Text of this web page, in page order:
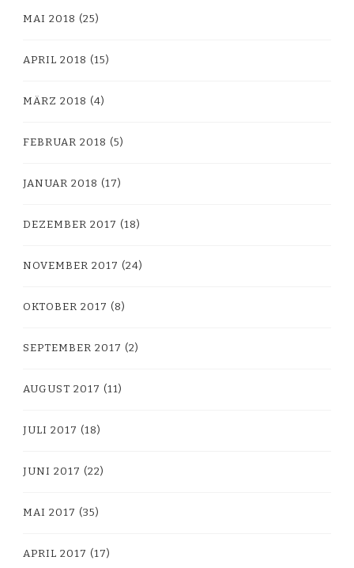
MAI 2018 (25)
APRIL 2018 (15)
MÄRZ 2018 (4)
FEBRUAR 2018 (5)
JANUAR 2018 (17)
DEZEMBER 2017 (18)
NOVEMBER 2017 (24)
OKTOBER 2017 (8)
SEPTEMBER 2017 (2)
AUGUST 2017 (11)
JULI 2017 (18)
JUNI 2017 (22)
MAI 2017 (35)
APRIL 2017 (17)